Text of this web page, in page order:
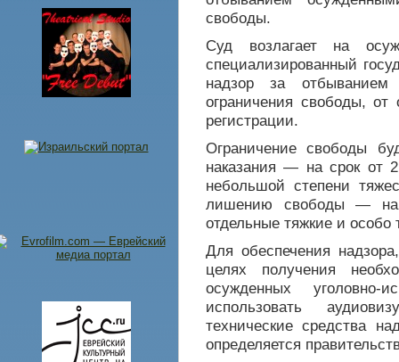
свободы.
Суд возлагает на
специализированный
надзор за
ограничения свободы,
регистрации.
Ограничение свободы
наказания — на срок от
небольшой степени
лишению свободы —
отдельные тяжкие и особо
Для обеспечения
целях получения
осужденных уголовно-
использовать
технические средства
определяется